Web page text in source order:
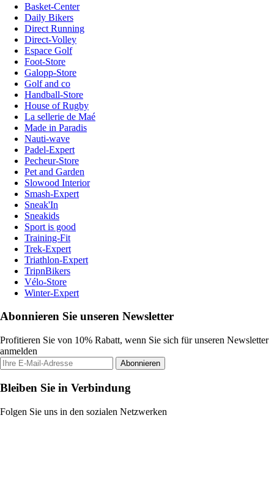
Basket-Center
Daily Bikers
Direct Running
Direct-Volley
Espace Golf
Foot-Store
Galopp-Store
Golf and co
Handball-Store
House of Rugby
La sellerie de Maé
Made in Paradis
Nauti-wave
Padel-Expert
Pecheur-Store
Pet and Garden
Slowood Interior
Smash-Expert
Sneak'In
Sneakids
Sport is good
Training-Fit
Trek-Expert
Triathlon-Expert
TripnBikers
Vélo-Store
Winter-Expert
Abonnieren Sie unseren Newsletter
Profitieren Sie von 10% Rabatt, wenn Sie sich für unseren Newsletter
anmelden
Abonnieren
Bleiben Sie in Verbindung
Folgen Sie uns in den sozialen Netzwerken